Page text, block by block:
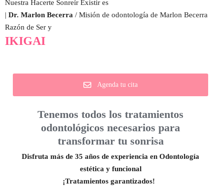
Nuestra Hacerte Sonreír Existir es
| Dr. Marlon Becerra / Misión de odontología de Marlon Becerra
Razón de Ser y
IKIGAI
Agenda tu cita
Tenemos todos los tratamientos
odontológicos necesarios para
transformar tu sonrisa
Disfruta más de 35 años de experiencia en Odontología
estética y funcional
¡Tratamientos garantizados!